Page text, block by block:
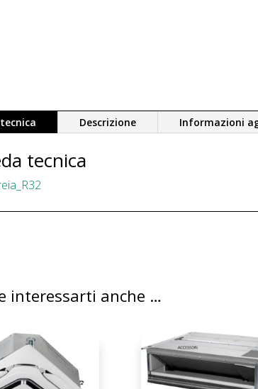
Descrizione Informazioni
tecnica
interessarti anche …